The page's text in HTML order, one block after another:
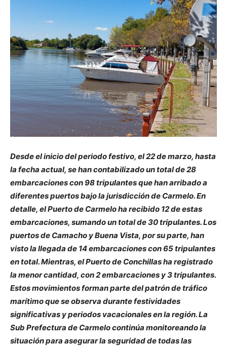
Desde el inicio del periodo festivo, el 22 de marzo, hasta
la fecha actual, se han contabilizado un total de 28
embarcaciones con 98 tripulantes que han arribado a
diferentes puertos bajo la jurisdicción de Carmelo. En
detalle, el Puerto de Carmelo ha recibido 12 de estas
embarcaciones, sumando un total de 30 tripulantes. Los
puertos de Camacho y Buena Vista, por su parte, han
visto la llegada de 14 embarcaciones con 65 tripulantes
en total. Mientras, el Puerto de Conchillas ha registrado
la menor cantidad, con 2 embarcaciones y 3 tripulantes.
Estos movimientos forman parte del patrón de tráfico
marítimo que se observa durante festividades
significativas y periodos vacacionales en la región. La
Sub Prefectura de Carmelo continúa monitoreando la
situación para asegurar la seguridad de todas las